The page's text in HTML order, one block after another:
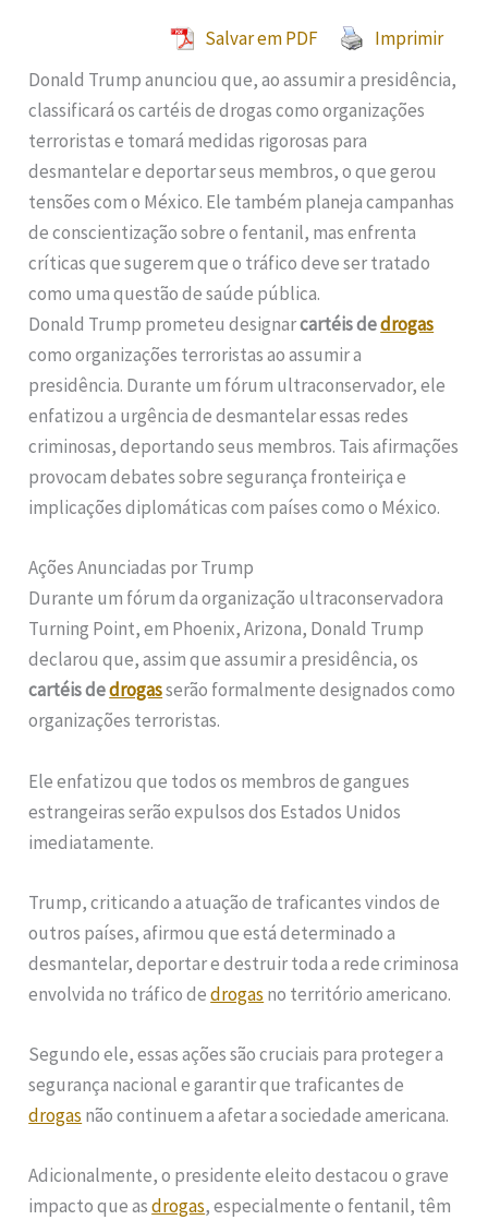
Salvar em PDF
Imprimir
Donald Trump anunciou que, ao assumir a presidência,
classificará os cartéis de drogas como organizações
terroristas e tomará medidas rigorosas para
desmantelar e deportar seus membros, o que gerou
tensões com o México. Ele também planeja campanhas
de conscientização sobre o fentanil, mas enfrenta
críticas que sugerem que o tráfico deve ser tratado
como uma questão de saúde pública.
Donald Trump prometeu designarcartéis dedrogas
como organizações terroristas ao assumir a
presidência. Durante um fórum ultraconservador, ele
enfatizou a urgência de desmantelar essas redes
criminosas, deportando seus membros. Tais afirmações
provocam debates sobre segurança fronteiriça e
implicações diplomáticas com países como o México.
Ações Anunciadas por Trump
Durante um fórum da organização ultraconservadora
Turning Point, em Phoenix, Arizona, Donald Trump
declarou que, assim que assumir a presidência, os
cartéis dedrogasserão formalmente designados como
organizações terroristas.
Ele enfatizou que todos os membros de gangues
estrangeiras serão expulsos dos Estados Unidos
imediatamente.
Trump, criticando a atuação de traficantes vindos de
outros países, afirmou que está determinado a
desmantelar, deportar e destruir toda a rede criminosa
envolvida no tráfico dedrogas no território americano.
Segundo ele, essas ações são cruciais para proteger a
segurança nacional e garantir que traficantes de
drogas não continuem a afetar a sociedade americana.
Adicionalmente, o presidente eleito destacou o grave
impacto que asdrogas, especialmente o fentanil, têm